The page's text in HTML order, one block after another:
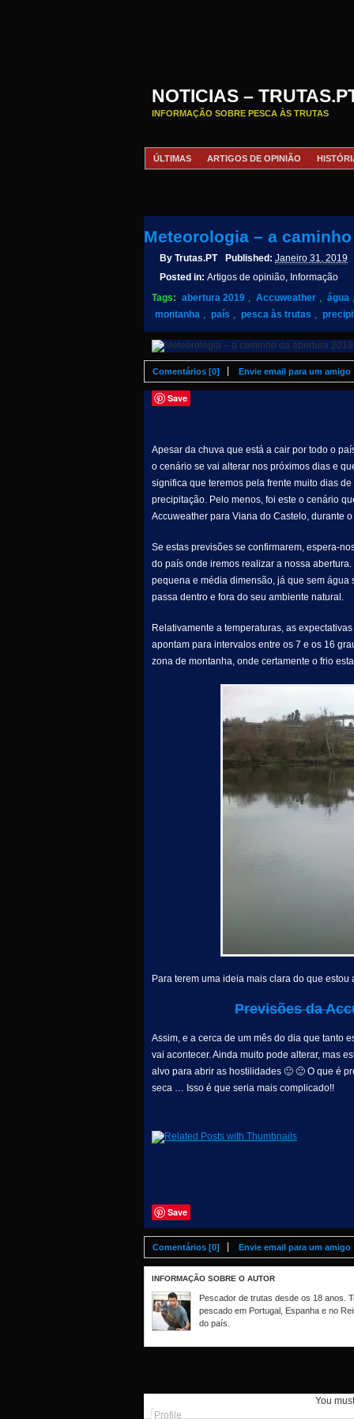
NOTICIAS –
INFORMAÇÃO SOBRE PESCA ÀS TRUTAS
ÚLTIMAS
ARTIGOS DE OPINIÃO
Meteorologia – a
By Trutas.PT Published: Janeiro 31, 2019
Posted in: Artigos de opinião, Informação
Tags: abertura 2019 , Accuweather , água ,
montanha , país , pesca às trutas ,
Comentários [0] Envie email para um amigo
Save
Apesar da chuva que está a cair por todo o
o cenário se vai alterar nos próximos dias e
significa que teremos pela frente muito dias
precipitação. Pelo menos, foi este o cenário
Accuweather para Viana do Castelo, durante
Se estas previsões se confirmarem, espera-
do país onde iremos realizar a nossa
pequena e média dimensão, já que sem água
passa dentro e fora do seu ambiente natural.
Relativamente a temperaturas, as
apontam para intervalos entre os 7 e os 16
zona de montanha, onde certamente o frio
Para terem uma ideia mais clara do que
Previsões da
Assim, e a cerca de um mês do dia que tanto
vai acontecer. Ainda muito pode alterar, mas
alvo para abrir as hostilidades 🙂 🙂 O que é
seca … Isso é que seria mais complicado!!
Save
Comentários [0] Envie email para um amigo
INFORMAÇÃO SOBRE O AUTOR
Pescador de trutas desde os 18 anos.
pescado em Portugal, Espanha e no
do país.
You
Profile